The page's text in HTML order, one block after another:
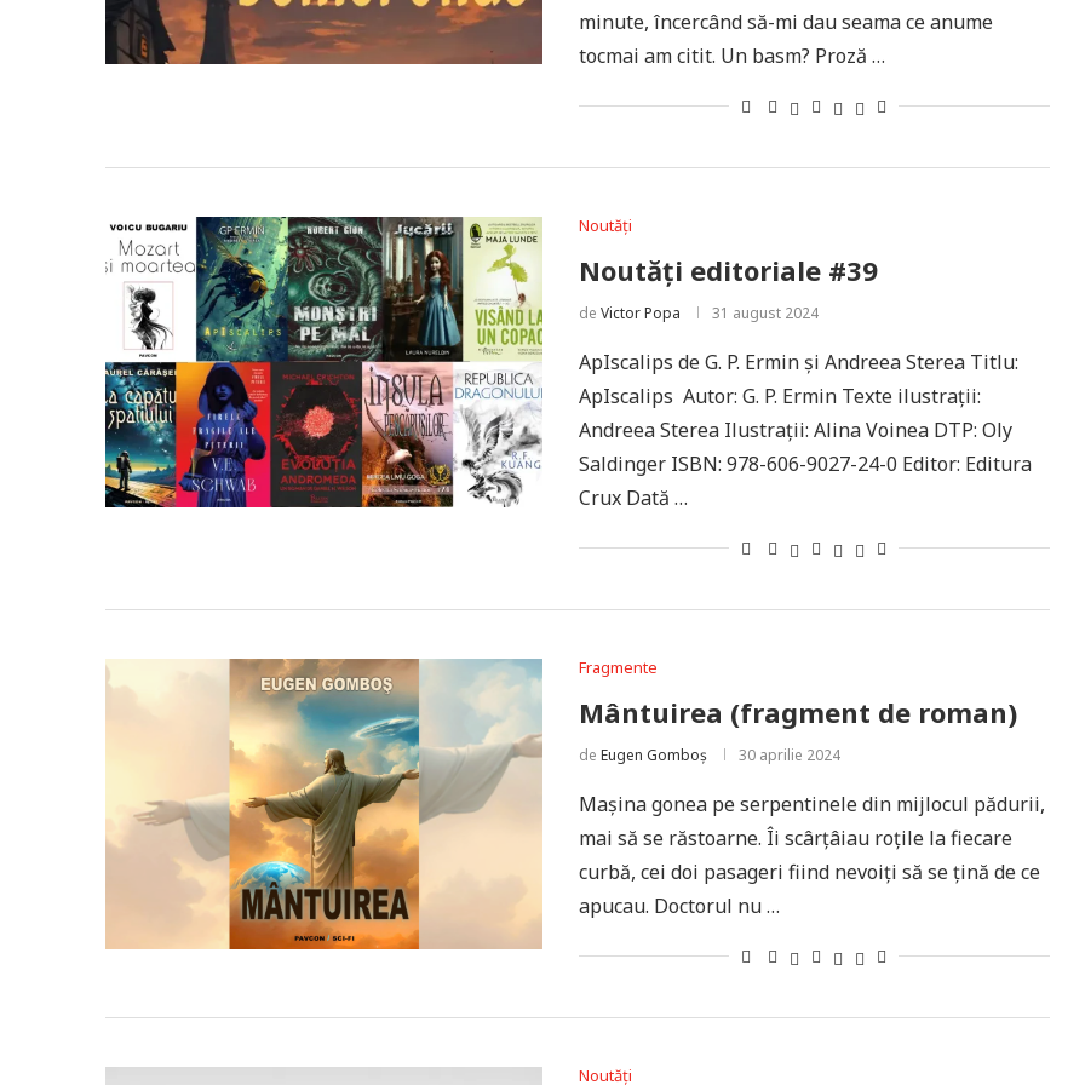
minute, încercând să-mi dau seama ce anume
tocmai am citit. Un basm? Proză …
Noutăți
Noutăți editoriale #39
de Victor Popa 31 august 2024
ApIscalips de G. P. Ermin și Andreea Sterea Titlu:
ApIscalips Autor: G. P. Ermin Texte ilustrații:
Andreea Sterea Ilustrații: Alina Voinea DTP: Oly
Saldinger ISBN: 978-606-9027-24-0 Editor: Editura
Crux Dată …
Fragmente
Mântuirea (fragment de roman)
de Eugen Gomboș 30 aprilie 2024
Mașina gonea pe serpentinele din mijlocul pădurii,
mai să se răstoarne. Îi scârțâiau roțile la fiecare
curbă, cei doi pasageri fiind nevoiți să se țină de ce
apucau. Doctorul nu …
Noutăți